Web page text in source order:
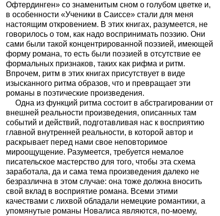
Офтердинген» со знаменитым сном о голубом цветке и,
в особенности «Ученики в Саиссе» стали для меня
настоящим откровением. В этих книгах, разумеется, не
говорилось о том, как надо воспринимать поэзию. Они
сами были такой концентрированной поэзией, имеющей
форму романа, то есть были поэзией в отсутствие ее
формальных признаков, таких как рифма и ритм.
Впрочем, ритм в этих книгах присутствует в виде
изысканного ритма образов, что и превращает эти
романы в поэтические произведения.
Одна из функций ритма состоит в абстрагировании от
внешней реальности произведения, описанных там
событий и действий, подготавливая нас к восприятию
главной внутренней реальности, в которой автор и
раскрывает перед нами свое неповторимое
мироощущение. Разумеется, требуется немалое
писательское мастерство для того, чтобы эта схема
заработала, да и сама тема произведения далеко не
безразлична в этом случае: она тоже должна вносить
свой вклад в восприятие романа. Всеми этими
качествами с лихвой обладали немецкие романтики, а
упомянутые романы Новалиса являются, по-моему,